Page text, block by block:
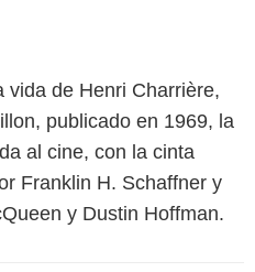
vida de Henri Charrière,
publicado en 1969, la
al cine, con la cinta
Franklin H. Schaffner y
y Dustin Hoffman.